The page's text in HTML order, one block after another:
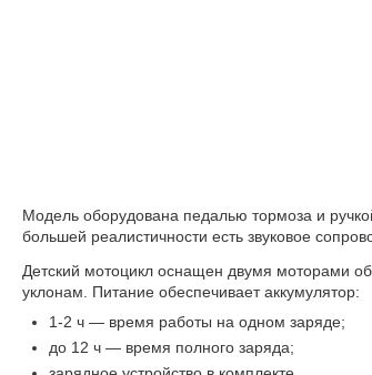
Модель оборудована педалью тормоза и
большей реалистичности есть звуковое
Детский мотоцикл оснащен двумя моторами
уклонам. Питание обеспечивает аккумулятор:
1-2 ч — время работы на одном заряде;
до 12 ч — время полного заряда;